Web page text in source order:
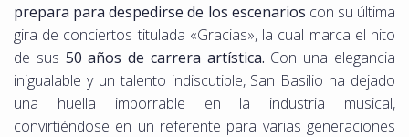
prepara para despedirse de los escenarios con su última
gira de conciertos titulada «Gracias», la cual marca el hito
de sus 50 años de carrera artística. Con una elegancia
inigualable y un talento indiscutible, San Basilio ha dejado
una huella imborrable en la industria musical,
convirtiéndose en un referente para varias generaciones